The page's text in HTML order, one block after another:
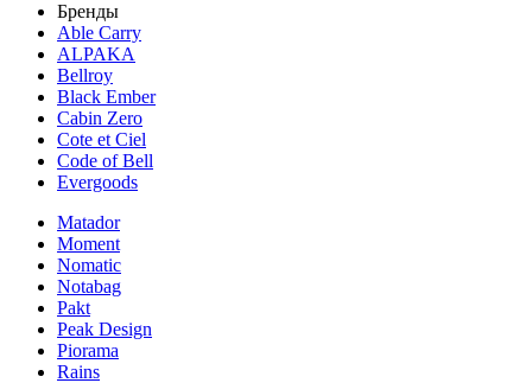
Бренды
Able Carry
ALPAKA
Bellroy
Black Ember
Cabin Zero
Cote et Ciel
Code of Bell
Evergoods
Matador
Moment
Nomatic
Notabag
Pakt
Peak Design
Piorama
Rains